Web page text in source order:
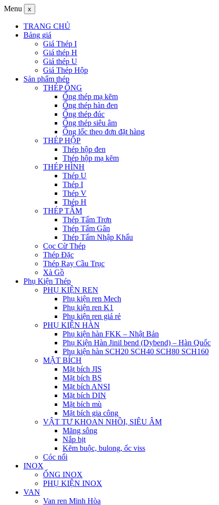
Menu x
TRANG CHỦ
Bảng giá
Giá Thép I
Giá thép H
Giá thép U
Giá Thép Hộp
Sản phẩm thép
THÉP ỐNG
Ống thép mạ kẽm
Ống thép hàn đen
Ống thép đúc
Ống thép siêu âm
Ống lốc theo đơn đặt hàng
THÉP HỘP
Thép hộp đen
Thép hộp mạ kẽm
THÉP HÌNH
Thép U
Thép I
Thép V
Thép H
THÉP TẤM
Thép Tấm Trơn
Thép Tấm Gân
Thép Tấm Nhập Khẩu
Cọc Cừ Thép
Thép Đặc
Thép Ray Cầu Trục
Xà Gồ
Phụ Kiện Thép
PHỤ KIỆN REN
Phụ kiện ren Mech
Phụ kiện ren K1
Phụ kiện ren giá rẻ
PHỤ KIỆN HÀN
Phụ kiện hàn FKK – Nhật Bản
Phụ Kiện Hàn Jinil bend (Dybend) – Hàn Quốc
Phụ kiện hàn SCH20 SCH40 SCH80 SCH160
MẶT BÍCH
Mặt bích JIS
Mặt bích BS
Mặt bích ANSI
Mặt bích DIN
Mặt bích mù
Mặt bích gia công
VẬT TƯ KHOAN NHỒI, SIÊU ÂM
Măng sông
Nắp bịt
Kẽm buộc, bulong, ốc viss
Cóc nối
INOX
ỐNG INOX
PHỤ KIỆN INOX
VAN
Van ren Minh Hòa